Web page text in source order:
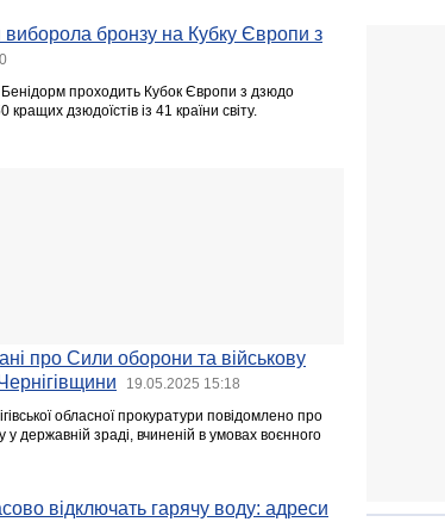
бронзу на Кубку Європи з
Бенідорм проходить Кубок Європи з дзюдо
дзюдоїстів із 41 країни світу.
про Сили оборони та військову
19.05.2025 15:18
обласної прокуратури повідомлено про
у державній зраді, вчиненій в умовах воєнного
відключать гарячу воду: адреси